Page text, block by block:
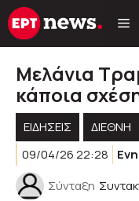
Μετάβαση
σε
Μελάνια
κάποια
ΕΙΔΗΣΕΙΣ
ΔΙΕΘΝΗ
09/04/26 22:28
Σύνταξη